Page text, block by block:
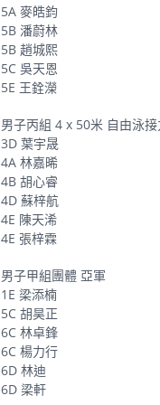
5A 麥皓鈞
5B 潘蔚林
5B 趙城熙
5C 吳天恩
5E 王銓濚
男子丙組 4 x 50米 自由泳
3D 葉宇晟
4A 林嘉晞
4B 胡心睿
4D 蘇梓航
4E 陳天浠
4E 張梓霖
男子甲組團體 亞軍
1E 梁添楠
5C 胡昊正
6C 林卓鋒
6C 楊力行
6D 林迪
6D 梁軒